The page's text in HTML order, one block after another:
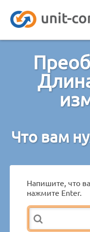
Что вам
Напишите, что
нажмите Enter.